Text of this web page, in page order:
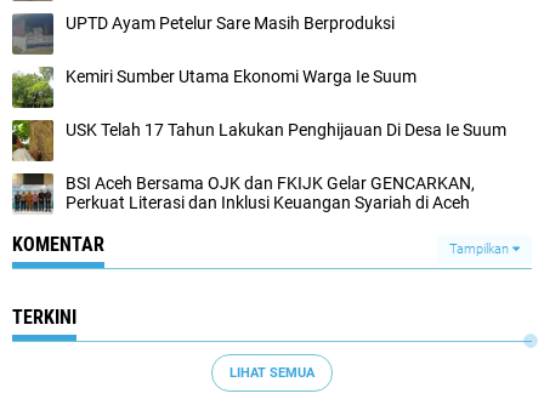
UPTD Ayam Petelur Sare Masih Berproduksi
Kemiri Sumber Utama Ekonomi Warga Ie Suum
USK Telah 17 Tahun Lakukan Penghijauan Di Desa Ie Suum
BSI Aceh Bersama OJK dan FKIJK Gelar GENCARKAN,
Perkuat Literasi dan Inklusi Keuangan Syariah di Aceh
KOMENTAR Tampilkan
TERKINI
LIHAT SEMUA